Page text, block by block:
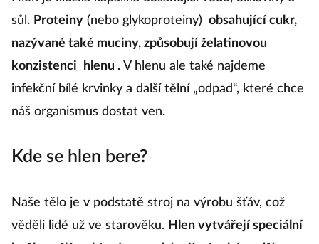
sůl. Proteiny (nebo glykoproteiny) obsahující cukr,
nazývané také muciny, způsobují želatinovou
konzistenci
hlenu . V hlenu ale také najdeme
infekční bílé krvinky a další tělní „odpad“, které chce
náš organismus dostat ven.
Kde se hlen bere?
Naše tělo je v podstatě stroj na výrobu šťáv, což
věděli lidé už ve starověku. Hlen vytvářejí speciální